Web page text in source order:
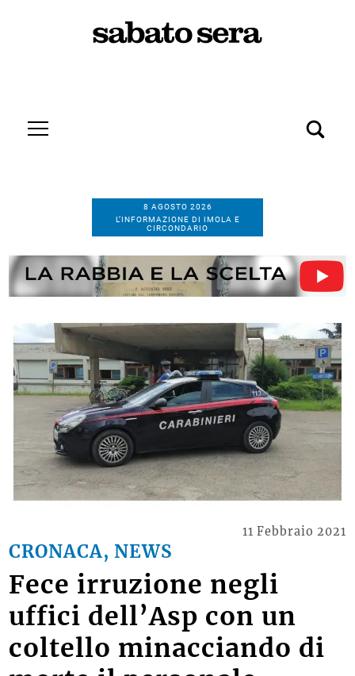
8 AGOSTO 2026
L’INFORMAZIONE DI IMOLA E
CIRCONDARIO
CRONACA, NEWS
11 Febbraio 2021
Fece irruzione negli
uffici dell’Asp con un
coltello minacciando di